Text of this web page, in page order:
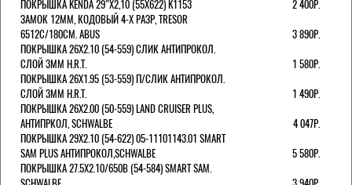
ПОКРЫШКА KENDA 29"Х2,10 (55X622) K1153
2 400Р.
ЗАМОК 12ММ, КОДОВЫЙ 4-Х РАЗР, TRESOR
6512C/180СМ. ABUS
3 890Р.
ПОКРЫШКА 26X2.10 (54-559) СЛИК АНТИПРОКОЛ.
СЛОЙ 3ММ H.R.T.
1 580Р.
ПОКРЫШКА 26X1.95 (53-559) П/СЛИК АНТИПРОКОЛ.
СЛОЙ 3ММ H.R.T.
1 490Р.
ПОКРЫШКА 26X2.00 (50-559) LAND CRUISER PLUS,
АНТИПРКОЛ, SCHWALBE
4 047Р.
ПОКРЫШКА 29X2.10 (54-622) 05-11101143.01 SMART
SAM PLUS АНТИПРОКОЛ,SCHWALBE
5 580Р.
ПОКРЫШКА 27.5X2.10/650B (54-584) SMART SAM.